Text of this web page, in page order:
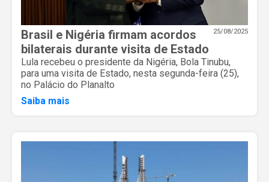
25/08/2025
Brasil e Nigéria firmam acordos
bilaterais durante visita de Estado
Lula recebeu o presidente da Nigéria, Bola Tinubu,
para uma visita de Estado, nesta segunda-feira (25),
no Palácio do Planalto
Saiba mais